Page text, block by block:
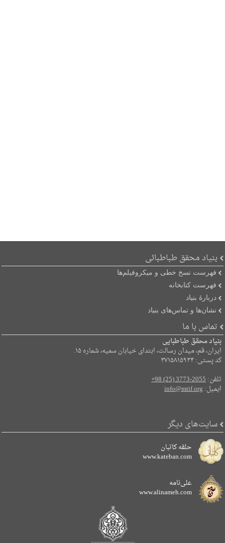
بنیاد محقق طباطبائی
فهرست نسخ خطی و میکروفیلم‌ها
فهرست کتابخانه
دربارۀ بنیاد
نشان‌ها و تماس‌های بنیاد
تماس با ما
بنیاد محقق طباطبایی
ایران، قم، میدان رسالت، ابتدای خیابان سمیه، شماره ۱۵.
کد پستی: ۳۷۱۵۸۱۵۹۳۴
تلفن:+98 (25) 3773-2055
ایمیل:info@mtif.org
سایت‌های دیگر
حلقه کاتبان
www.kateban.com
علی‌نامه
www.alinameh.com